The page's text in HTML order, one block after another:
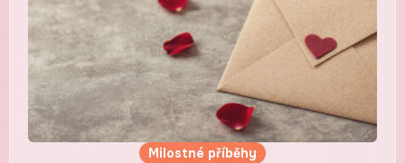
Milostné příběhy